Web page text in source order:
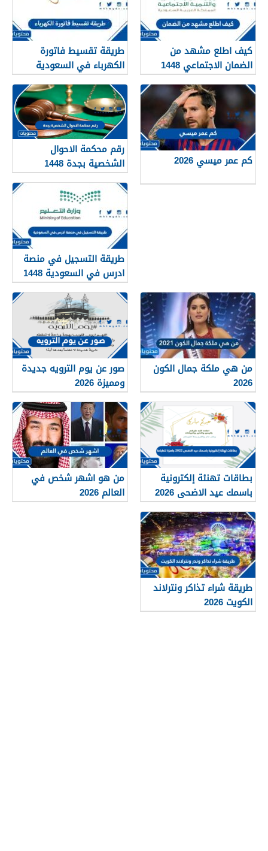
كيف اطلع مشهد من
الضمان الاجتماعي 1448
طريقة تقسيط فاتورة
الكهرباء في السعودية
1448 – 2026
كم عمر ميسي 2026
رقم محكمة الاحوال
الشخصية بجدة 1448
طريقة التسجيل في منصة
ادرس في السعودية 1448
من هي ملكة جمال الكون
2026
صور عن يوم الترويه جديدة
ومميزة 2026
بطاقات تهنئة إلكترونية
باسمك عيد الاضحى 2026
جاهزة للطباعة
من هو اشهر شخص في
العالم 2026
طريقة شراء تذاكر ونترلاند
الكويت 2026